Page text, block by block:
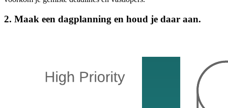
2. Maak een dagplanning en houd je daar aan.